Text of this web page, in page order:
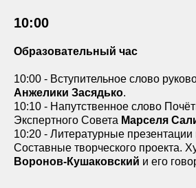
10:00
Образовательный час
10:00 - Вступительное слово
Анжелики Засядько.
10:10 - Напутственное слово
Экспертного Совета Марселя
10:20 - Литературные презентации
Составные творческого проекта.
Воронов-Кушаковский и его